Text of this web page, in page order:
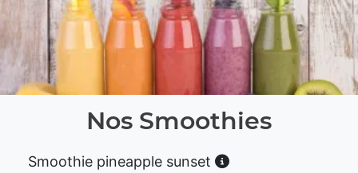
Nos Smoothies
Smoothie pineapple sunset